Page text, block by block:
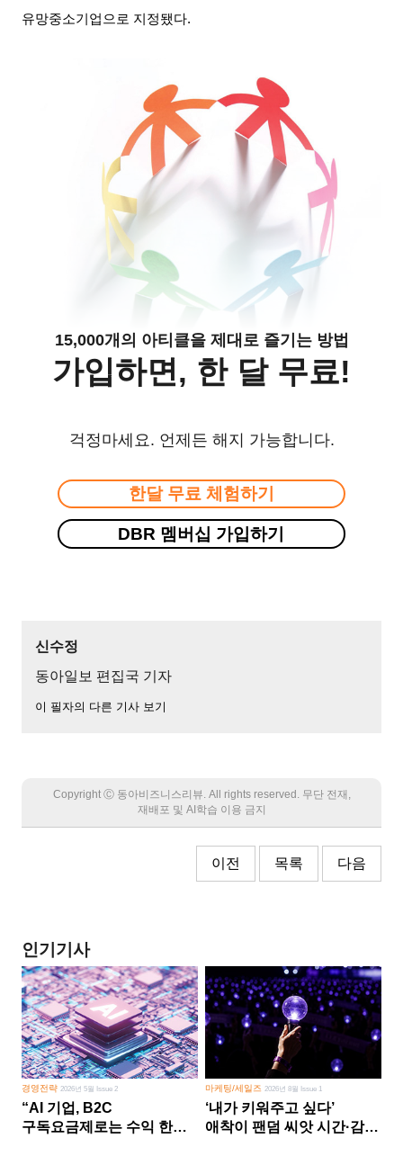
유망중소기업으로 지정됐다.
15,000개의 아티클을 제대로 즐기는 방법
가입하면, 한 달 무료!
걱정마세요. 언제든 해지 가능합니다.
한달 무료 체험하기
DBR 멤버십 가입하기
신수정
동아일보 편집국 기자
이 필자의 다른 기사 보기
Copyright Ⓒ 동아비즈니스리뷰. All rights reserved. 무단 전재,
재배포 및 AI학습 이용 금지
이전 목록 다음
인기기사
경영전략 2026년 5월 Issue 2
“AI 기업, B2C
구독요금제로는 수익 한계
마케팅/세일즈 2026년 8월 Issue 1
‘내가 키워주고 싶다’
애착이 팬덤 씨앗 시간·감정